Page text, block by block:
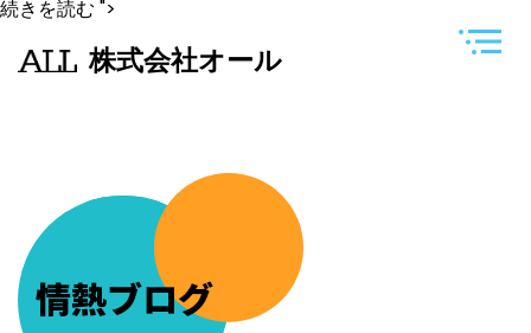
続きを読む 妻
実
家
り
お
祝
">
株式会社オール
情熱ブログ